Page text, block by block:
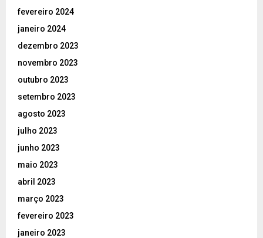
fevereiro 2024
janeiro 2024
dezembro 2023
novembro 2023
outubro 2023
setembro 2023
agosto 2023
julho 2023
junho 2023
maio 2023
abril 2023
março 2023
fevereiro 2023
janeiro 2023